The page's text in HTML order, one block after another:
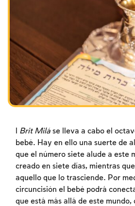
Brit Milá se lleva a cabo el
bebé. Hay en ello una suerte de
que el número siete alude a este
creado en siete días, mientras
aquello que lo trasciende. Por
circuncisión el bebé podrá
que está más allá de este mundo,